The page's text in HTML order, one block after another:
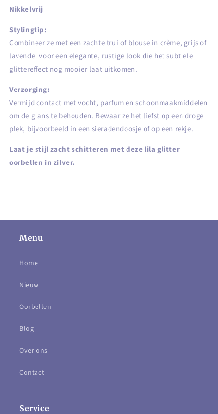
Nikkelvrij
Stylingtip:
Combineer ze met een zachte trui of blouse in crème, grijs of
lavendel voor een elegante, rustige look die het subtiele
glittereffect nog mooier laat uitkomen.
Verzorging:
Vermijd contact met vocht, parfum en schoonmaakmiddelen
om de glans te behouden. Bewaar ze het liefst op een droge
plek, bijvoorbeeld in een sieradendoosje of op een rekje.
Laat je stijl zacht schitteren met deze lila glitter
oorbellen in zilver.
Menu
Home
Nieuw
Oorbellen
Blog
Over ons
Contact
Service